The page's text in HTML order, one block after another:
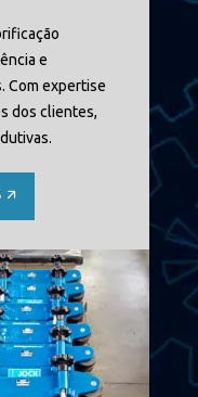
e
Com expertise
dos clientes,
🡭